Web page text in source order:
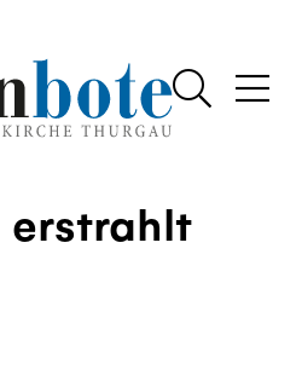
erstrahlt